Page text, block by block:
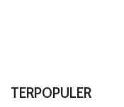
TERPOPULER